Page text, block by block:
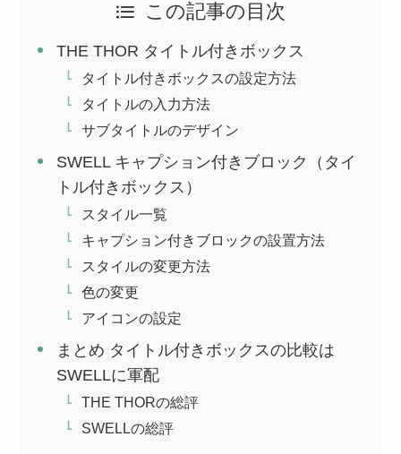
この記事の目次
THE THOR タイトル付きボックス
タイトル付きボックスの設定方法
タイトルの入力方法
サブタイトルのデザイン
SWELL キャプション付きブロック（タイ
トル付きボックス）
スタイル一覧
キャプション付きブロックの設置方法
スタイルの変更方法
色の変更
アイコンの設定
まとめ タイトル付きボックスの比較は
SWELLに軍配
THE THORの総評
SWELLの総評